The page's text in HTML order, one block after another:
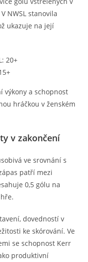
NWSL stanovila
ukazuje na její
20+
výkony a schopnost
hráčkou v ženském
v zakončení
ve srovnání s
patří mezi
0,5 gólu na
dovedností v
ke skórování. Ve
se schopnost Kerr
produktivní